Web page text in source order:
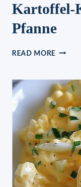
Kartoffel-
Pfanne
READ MORE